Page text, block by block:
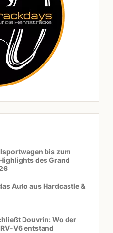
bis zum
des Grand
Auto aus Hardcastle &
Douvrin: Wo der
V6 entstand